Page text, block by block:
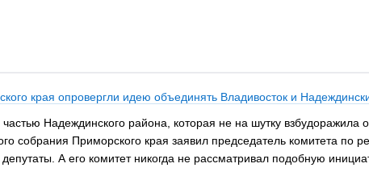
края опровергли идею объединять Владивосток и
Надеждинского района, которая не на шутку взбудоражила
собрания Приморского края заявил председатель комитета по
А его комитет никогда не рассматривал подобную